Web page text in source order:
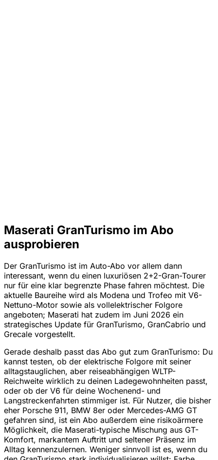
Maserati GranTurismo im Abo
ausprobieren
Der GranTurismo ist im Auto-Abo vor allem dann
interessant, wenn du einen luxuriösen 2+2-Gran-Tourer
nur für eine klar begrenzte Phase fahren möchtest. Die
aktuelle Baureihe wird als Modena und Trofeo mit V6-
Nettuno-Motor sowie als vollelektrischer Folgore
angeboten; Maserati hat zudem im Juni 2026 ein
strategisches Update für GranTurismo, GranCabrio und
Grecale vorgestellt.
Gerade deshalb passt das Abo gut zum GranTurismo: Du
kannst testen, ob der elektrische Folgore mit seiner
alltagstauglichen, aber reiseabhängigen WLTP-
Reichweite wirklich zu deinen Ladegewohnheiten passt,
oder ob der V6 für deine Wochenend- und
Langstreckenfahrten stimmiger ist. Für Nutzer, die bisher
eher Porsche 911, BMW 8er oder Mercedes-AMG GT
gefahren sind, ist ein Abo außerdem eine risikoärmere
Möglichkeit, die Maserati-typische Mischung aus GT-
Komfort, markantem Auftritt und seltener Präsenz im
Alltag kennenzulernen. Weniger sinnvoll ist es, wenn du